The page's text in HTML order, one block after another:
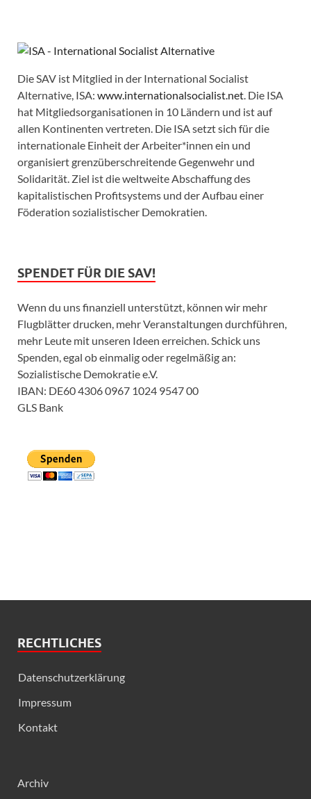
Die SAV ist Mitglied in der International Socialist
Alternative, ISA: www.internationalsocialist.net. Die ISA
hat Mitgliedsorganisationen in 10 Ländern und ist auf
allen Kontinenten vertreten. Die ISA setzt sich für die
internationale Einheit der Arbeiter*innen ein und
organisiert grenzüberschreitende Gegenwehr und
Solidarität. Ziel ist die weltweite Abschaffung des
kapitalistischen Profitsystems und der Aufbau einer
Föderation sozialistischer Demokratien.
SPENDET FÜR DIE SAV!
Wenn du uns finanziell unterstützt, können wir mehr
Flugblätter drucken, mehr Veranstaltungen durchführen,
mehr Leute mit unseren Ideen erreichen. Schick uns
Spenden, egal ob einmalig oder regelmäßig an:
Sozialistische Demokratie e.V.
IBAN: DE60 4306 0967 1024 9547 00
GLS Bank
RECHTLICHES
Datenschutzerklärung
Impressum
Kontakt
Archiv